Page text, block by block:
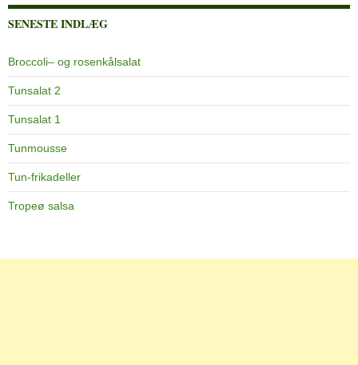
SENESTE INDLÆG
Broccoli– og rosenkålsalat
Tunsalat 2
Tunsalat 1
Tunmousse
Tun-frikadeller
Tropeø salsa